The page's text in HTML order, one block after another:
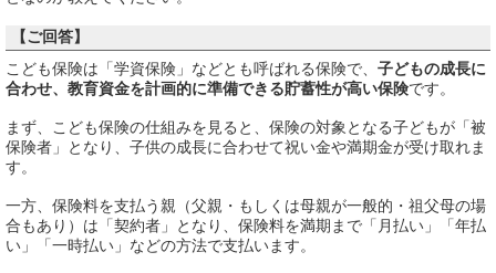
【ご回答】
こども保険は「学資保険」などとも呼ばれる保険で、 子どもの成長に
合わせ、教育資金を計画的に準備できる貯蓄性が高い保険です。
まず、こども保険の仕組みを見ると、保険の対象となる子どもが「被
保険者」となり、子供の成長に合わせて祝い金や満期金が受け取れま
す。
一方、保険料を支払う親（父親・もしくは母親が一般的・祖父母の場
合もあり）は「契約者」となり、保険料を満期まで「月払い」「年払
い」「一時払い」などの方法で支払います。